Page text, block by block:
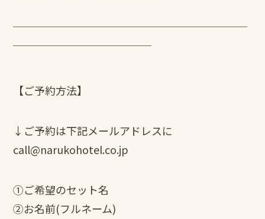
￣￣￣￣￣￣￣￣￣￣￣￣￣￣￣￣￣￣￣￣￣￣
￣￣￣￣￣￣￣￣￣￣￣￣￣
【ご予約方法】
↓ご予約は下記メールアドレスに
call@narukohotel.co.jp
①ご希望のセット名
②お名前(フルネーム)